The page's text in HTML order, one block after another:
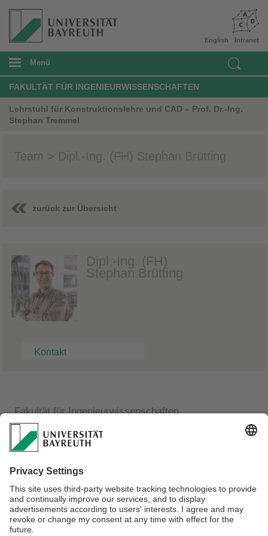
Intranet
English
Menü
FAKULTÄT FÜR INGENIEURWISSENSCHAFTEN
Lehrstuhl für Konstruktionslehre und CAD – Prof. Dr.-Ing.
Stephan Tremmel
Team > Dipl.-Ing. (FH) Stephan Brütting
zurück zur Übersicht
Dipl.-Ing. (FH)
Stephan Brütting
Kontakt
Fakultät für Ingenieurwissenschaften
Lehrstuhl für Konstruktionslehre und CAD
Laboringenieur
Raum: 1.25.1 (FAN C)
Telefon: 0921 / 55-7197
E-Mail:stephan.bruetting@uni-bayreuth.de